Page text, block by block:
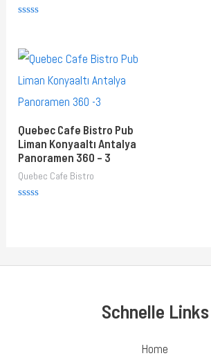
of
5
Quebec Cafe Bistro Pub
Liman Konyaaltı Antalya
Panoramen 360 – 3
Quebec Cafe Bistro
Schnelle Links
Home